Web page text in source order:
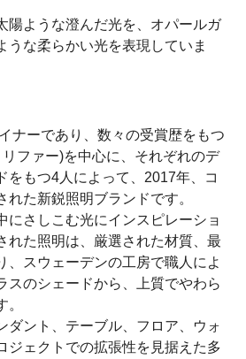
陽ような澄んだ光を、オパールガ
うな柔らかい光を表現していま
ナーであり、数々の受賞歴をもつ
ファー)を中心に、それぞれのデ
をもつ4人によって、2017年、コ
た新鋭照明ブランドです。
にさしこむ光にインスピレーショ
れた照明は、厳選された材質、最
、スウェーデンの工房で職人によ
スのシェードから、上質でやわら
ダント、テーブル、フロア、ウォ
ジェクトでの拡張性を見据えた多